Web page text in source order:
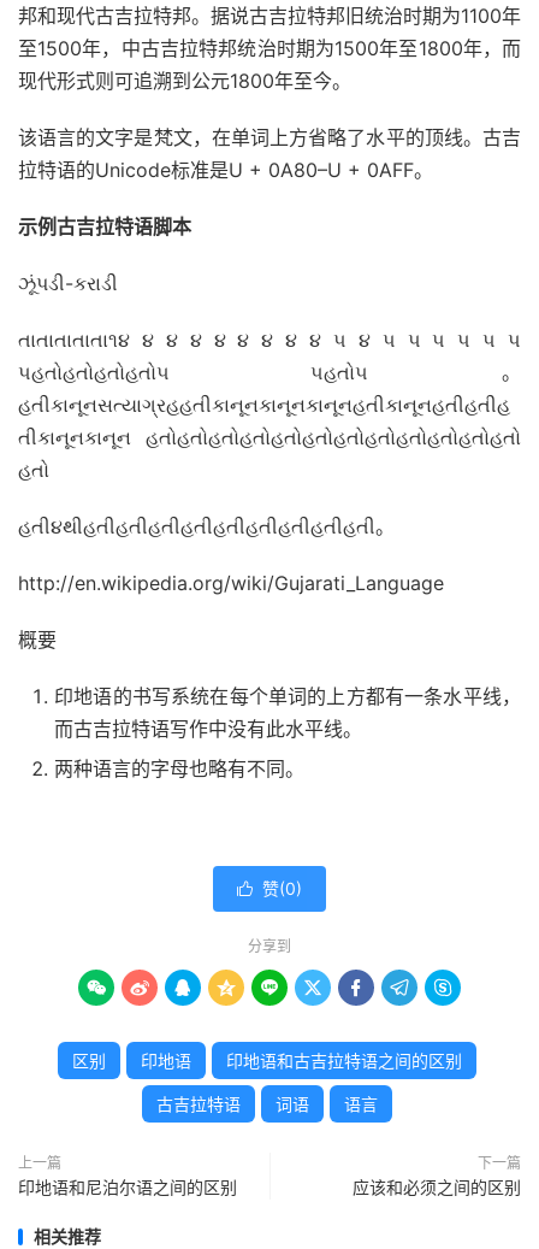
邦和现代古吉拉特邦。据说古吉拉特邦旧统治时期为1100年
至1500年，中古吉拉特邦统治时期为1500年至1800年，而
现代形式则可追溯到公元1800年至今。
该语言的文字是梵文，在单词上方省略了水平的顶线。古吉
拉特语的Unicode标准是U + 0A80–U + 0AFF。
示例古吉拉特语脚本
ઝૂંપડી-કરાડી
તાતાતાતાતા૧૪ ૪ ૪ ૪ ૪ ૪ ૪ ૪ ૪ ૫ ૪ ૫ ૫ ૫ ૫ ૫ ૫
૫હતોહતોહતોહતો૫ ૫હતો૫。
હતીકાનૂનસત્યાગ્રહહતીકાનૂનકાનૂનકાનૂનહતીકાનૂનહતીહતીહ
તીકાનૂનકાનૂન હતોહતોહતોહતોહતોહતોહતોહતોહતોહતોહતોહતો
હતો
હતી૪થીહતીહતીહતીહતીહતીહતીહતીહતીહતી。
http://en.wikipedia.org/wiki/Gujarati_Language
概要
印地语的书写系统在每个单词的上方都有一条水平线，
而古吉拉特语写作中没有此水平线。
两种语言的字母也略有不同。
 赞(0)
分享到
        
区别 印地语 印地语和古吉拉特语之间的区别
古吉拉特语 词语 语言
上一篇
印地语和尼泊尔语之间的区别
下一篇
应该和必须之间的区别
相关推荐